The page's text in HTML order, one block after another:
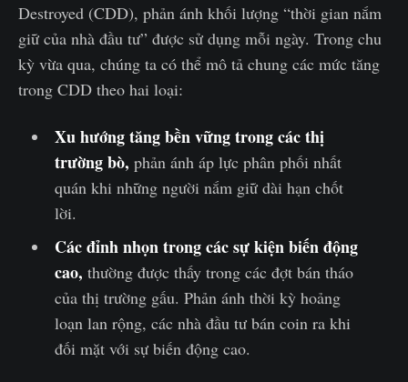
Destroyed (CDD), phản ánh khối lượng “thời gian nắm
giữ của nhà đầu tư” được sử dụng mỗi ngày. Trong chu
kỳ vừa qua, chúng ta có thể mô tả chung các mức tăng
trong CDD theo hai loại:
Xu hướng tăng bền vững trong các thị
trường bò, phản ánh áp lực phân phối nhất
quán khi những người nắm giữ dài hạn chốt
lời.
Các đỉnh nhọn trong các sự kiện biến động
cao, thường được thấy trong các đợt bán tháo
của thị trường gấu. Phản ánh thời kỳ hoảng
loạn lan rộng, các nhà đầu tư bán coin ra khi
đối mặt với sự biến động cao.